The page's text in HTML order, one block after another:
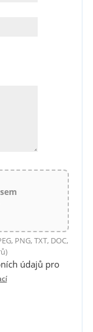
PNG, TXT, DOC,
údajů pro